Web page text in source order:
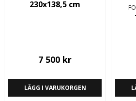
230x138,5 cm
7 500 kr
LÄGG I VARUKORGEN